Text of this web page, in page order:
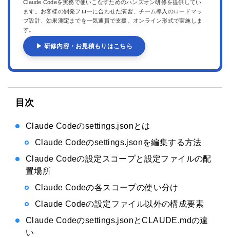
Claude Codeを実務で使いこなすためのハンズオン研修を提供してい
ます。お客様の開発フローに合わせた演習、チーム導入のロードマッ
プ設計、効果測定までを一気通貫で支援。オンライン形式で実施しま
す。
▶ 研修内容・お見積もりはこちら
目次
Claude Codeのsettings.jsonとは
Claude Codeのsettings.jsonを編集する方法
Claude Codeの設定スコープと設定ファイルの配
置場所
Claude Codeの各スコープの使い分け
Claude Codeの設定ファイル以外の構成要素
Claude Codeのsettings.jsonとCLAUDE.mdの違
い